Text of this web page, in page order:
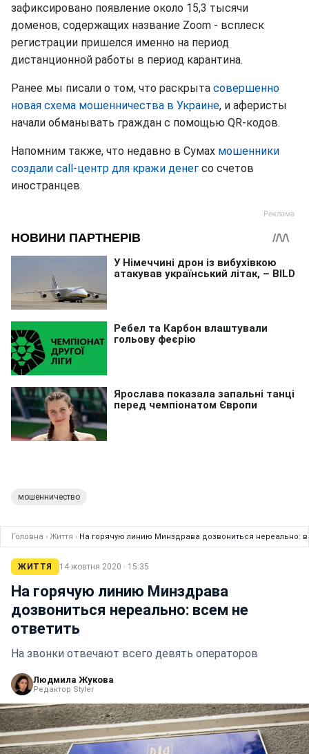
зафиксировано появление около 15,3 тысячи
доменов, содержащих название Zoom - всплеск
регистрации пришелся именно на период
дистанционной работы в период карантина.
Ранее мы писали о том, что раскрыта совершенно
новая схема мошенничества в Украине, и аферисты
начали обманывать граждан с помощью QR-кодов.
Напомним также, что недавно в Сумах мошенники
создали call-центр для кражи денег со счетов
иностранцев.
мошенничество
Головна › Життя › На горячую линию Минздрава дозвониться нереально:
ЖИТТЯ 14 жовтня 2020 · 15:35
На горячую линию Минздрава
дозвониться нереально: всем не
ответить
На звонки отвечают всего девять операторов
Людмила Жукова
Редактор Styler